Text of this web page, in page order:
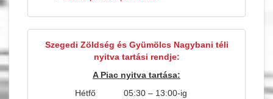
Szegedi Zöldség és Gyümölcs Nagybani téli
nyitva tartási rendje:
A Piac nyitva tartása:
Hétfő
05:30 – 13:00-ig